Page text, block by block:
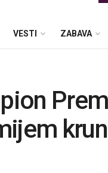
VESTI ZABAVA